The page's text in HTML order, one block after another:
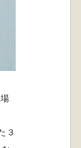
３